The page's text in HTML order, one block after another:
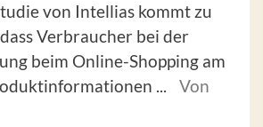
von Intellias kommt zu
Verbraucher bei der
beim Online-Shopping am
...
Von